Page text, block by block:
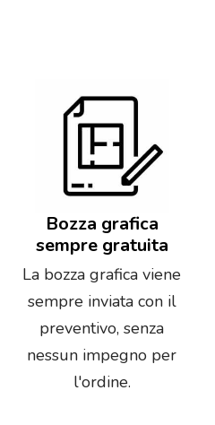
Bozza grafica
sempre gratuita
La bozza grafica viene
sempre inviata con il
preventivo, senza
nessun impegno per
l'ordine.